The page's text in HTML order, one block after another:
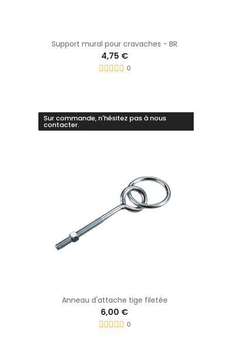
Support mural pour cravaches - BR
4,75 €
0
Sur commande, n'hésitez pas à nous
contacter.
Anneau d'attache tige filetée
6,00 €
0